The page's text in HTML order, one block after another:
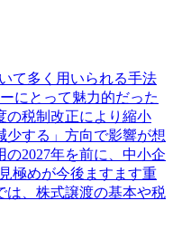
て多く用いられる手法
にとって魅力的だった
の税制改正により縮小
少する」方向で影響が想
2027年を前に、中小企
極めが今後ますます重
は、株式譲渡の基本や税